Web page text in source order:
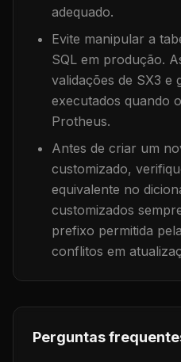
adequado.
Evite manipular a
SQL em produção.
validações de SX3 e
executados quando
Protheus.
Antes de criar um
customizado,
equivalente no
customizados
prefixo permitida
conflitos em
Perguntas